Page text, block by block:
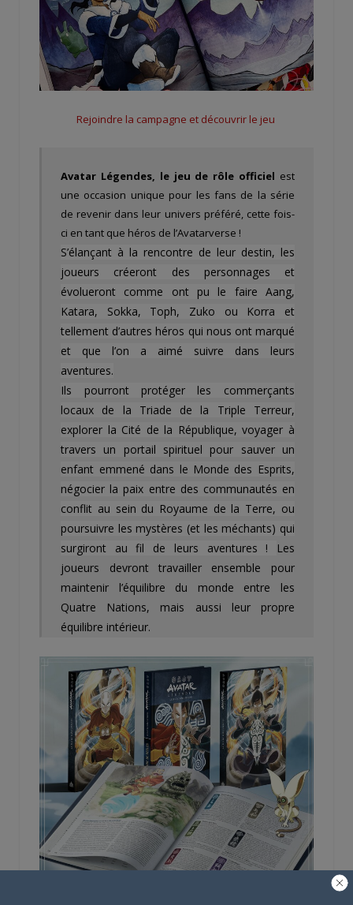
Rejoindre la campagne et découvrir le jeu
Avatar Légendes, le jeu de rôle officiel est
une occasion unique pour les fans de la série
de revenir dans leur univers préféré, cette fois-
ci en tant que héros de l’Avatarverse !
S’élançant à la rencontre de leur destin, les
joueurs créeront des personnages et
évolueront comme ont pu le faire Aang,
Katara, Sokka, Toph, Zuko ou Korra et
tellement d’autres héros qui nous ont marqué
et que l’on a aimé suivre dans leurs
aventures.
Ils pourront protéger les commerçants
locaux de la Triade de la Triple Terreur,
explorer la Cité de la République, voyager à
travers un portail spirituel pour sauver un
enfant emmené dans le Monde des Esprits,
négocier la paix entre des communautés en
conflit au sein du Royaume de la Terre, ou
poursuivre les mystères (et les méchants) qui
surgiront au fil de leurs aventures !
Les
joueurs devront travailler ensemble pour
maintenir l’équilibre du monde entre les
Quatre Nations, mais aussi leur propre
équilibre intérieur.